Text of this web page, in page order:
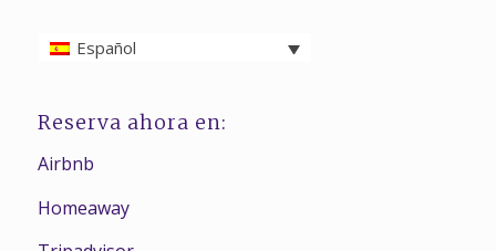
Español
Reserva ahora en:
Airbnb
Homeaway